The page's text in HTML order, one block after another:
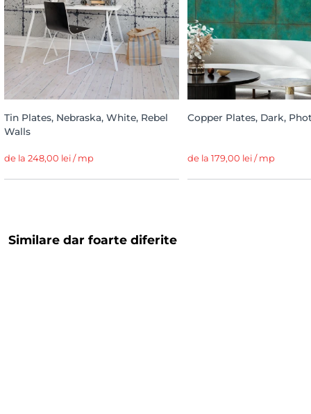
Tin Plates, Nebraska, White, Rebel
Walls
de la 248,00 lei / mp
Copper Plates, Dark,
de la 179,00 lei / mp
Similare dar foarte diferite